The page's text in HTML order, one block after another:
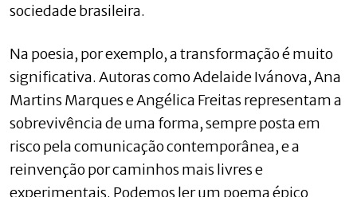
sociedade brasileira.
Na poesia, por exemplo, a transformação é muito
significativa. Autoras como Adelaide Ivánova, Ana
Martins Marques e Angélica Freitas representam a
sobrevivência de uma forma, sempre posta em
risco pela comunicação contemporânea, e a
reinvenção por caminhos mais livres e
experimentais. Podemos ler um poema épico